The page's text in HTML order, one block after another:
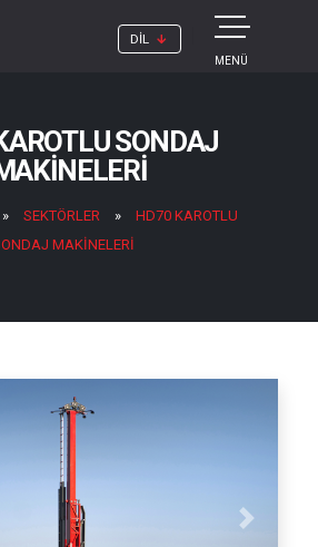
DİL
MENÜ
SONDAJ
» SEKTÖRLER »
HD70 KAROTLU
MAKİNELERİ
Next